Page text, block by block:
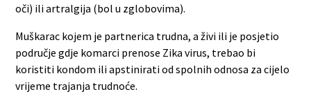
oči) ili artralgija (bol u zglobovima).
Muškarac kojem je partnerica trudna, a živi ili je posjetio
područje gdje komarci prenose Zika virus, trebao bi
koristiti kondom ili apstinirati od spolnih odnosa za cijelo
vrijeme trajanja trudnoće.